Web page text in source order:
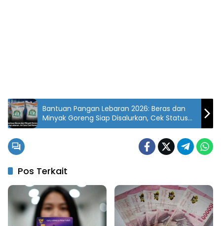
Bantuan Pangan Lebaran 2026: Beras dan
Minyak Goreng Siap Disalurkan, Cek Status
Anda!
Pos Terkait